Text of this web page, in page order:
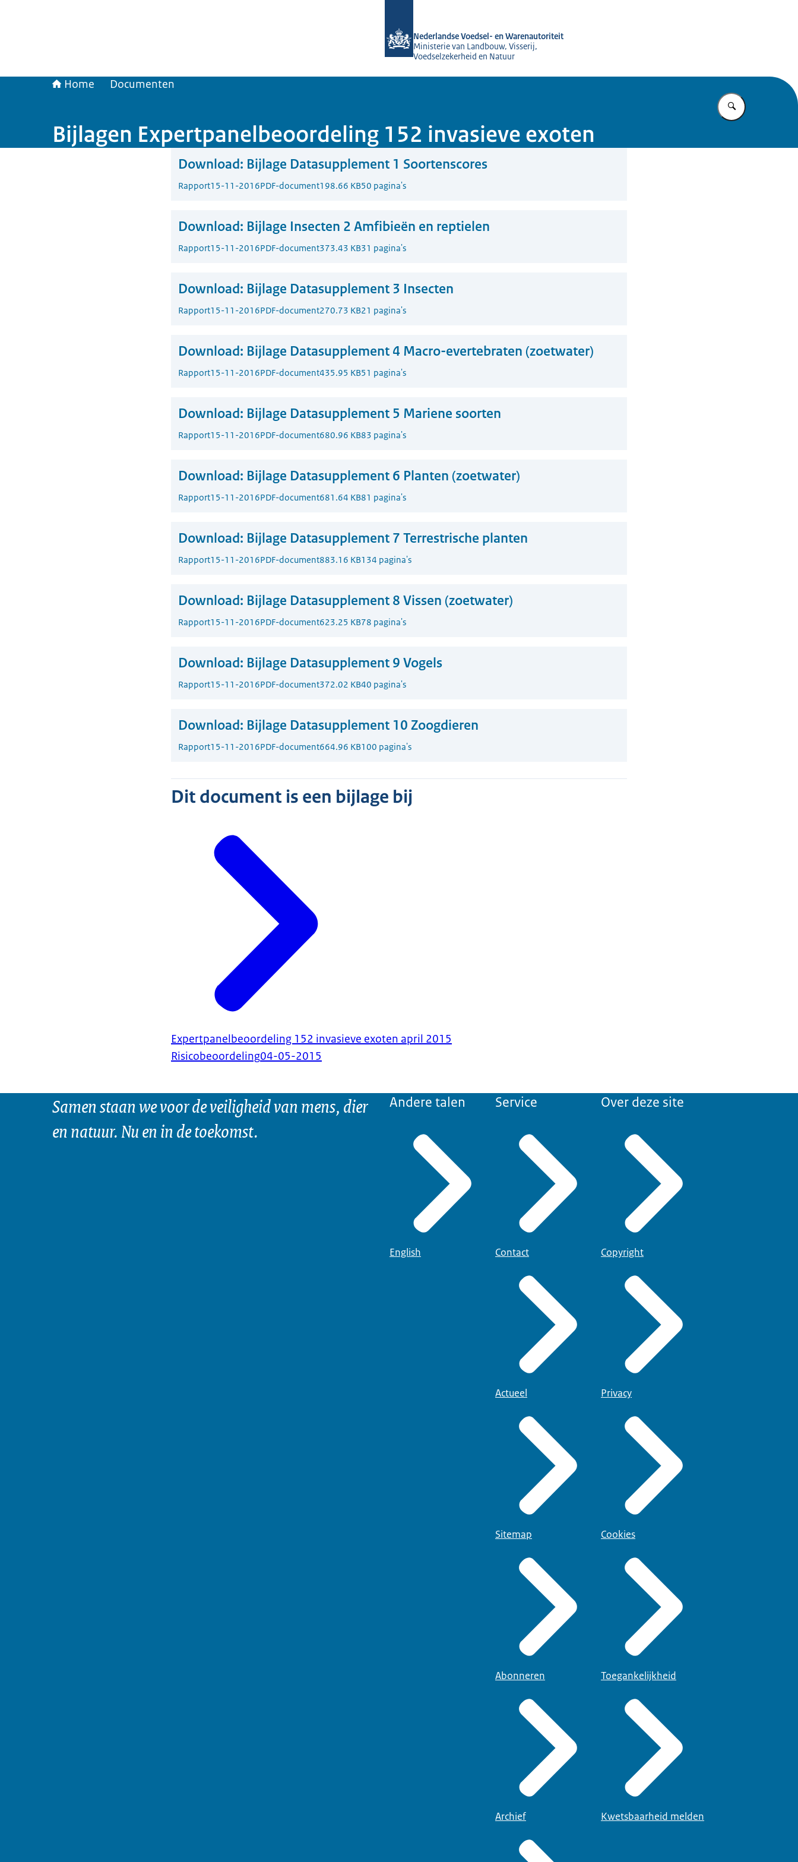
Nederlandse Voedsel- en Warenautoriteit
Ministerie van Landbouw, Visserij,
Voedselzekerheid en Natuur
Home Documenten
Vul in wat u
Bijlagen Expertpanelbeoordeling 152 invasieve exoten
Download: Bijlage Datasupplement 1 Soortenscores
Rapport15-11-2016PDF-document198.66 KB50 pagina's
Download: Bijlage Insecten 2 Amfibieën en reptielen
Rapport15-11-2016PDF-document373.43 KB31 pagina's
Download: Bijlage Datasupplement 3 Insecten
Rapport15-11-2016PDF-document270.73 KB21 pagina's
Download: Bijlage Datasupplement 4 Macro-evertebraten (zoetwater)
Rapport15-11-2016PDF-document435.95 KB51 pagina's
Download: Bijlage Datasupplement 5 Mariene soorten
Rapport15-11-2016PDF-document680.96 KB83 pagina's
Download: Bijlage Datasupplement 6 Planten (zoetwater)
Rapport15-11-2016PDF-document681.64 KB81 pagina's
Download: Bijlage Datasupplement 7 Terrestrische planten
Rapport15-11-2016PDF-document883.16 KB134 pagina's
Download: Bijlage Datasupplement 8 Vissen (zoetwater)
Rapport15-11-2016PDF-document623.25 KB78 pagina's
Download: Bijlage Datasupplement 9 Vogels
Rapport15-11-2016PDF-document372.02 KB40 pagina's
Download: Bijlage Datasupplement 10 Zoogdieren
Rapport15-11-2016PDF-document664.96 KB100 pagina's
Dit document is een bijlage bij
Expertpanelbeoordeling 152 invasieve exoten april 2015
Risicobeoordeling04-05-2015
Samen staan we voor de veiligheid van mens, dier
en natuur. Nu en in de toekomst.
Andere talen
English
Service
Contact
Actueel
Sitemap
Abonneren
Archief
Over deze site
Copyright
Privacy
Cookies
Toegankelijkheid
Kwetsbaarheid melden